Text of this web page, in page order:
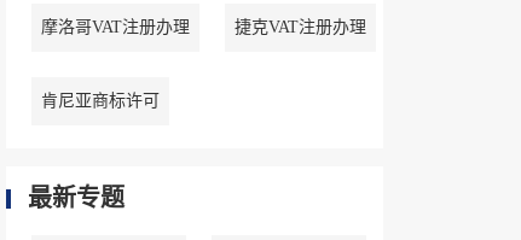
摩洛哥VAT注册办理 捷克VAT注册办理
肯尼亚商标许可
最新专题